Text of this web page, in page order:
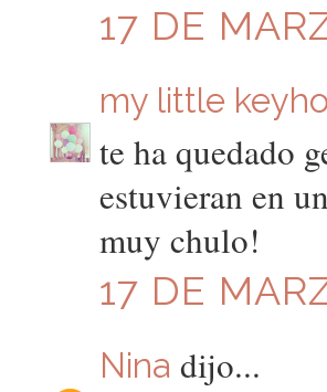
17 DE
my little
te ha quedado
estuvieran en
muy chulo!
17 DE
Nina dijo...